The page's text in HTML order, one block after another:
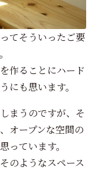
てそういったご要
作ることにハード
にも思います。
まうのですが、そ
オープンな空間の
っています。
のようなスペース